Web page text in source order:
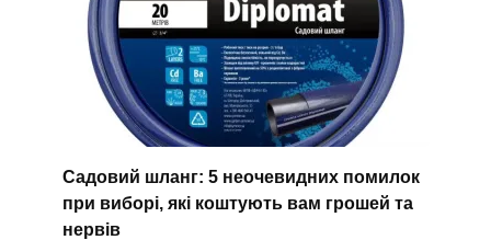
Садовий шланг: 5 неочевидних помилок
при виборі, які коштують вам грошей та
нервів